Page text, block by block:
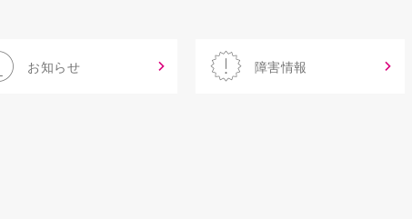
お知らせ 障害情報